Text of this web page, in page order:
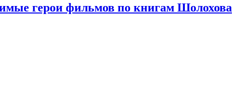
герои фильмов по книгам Шолохова